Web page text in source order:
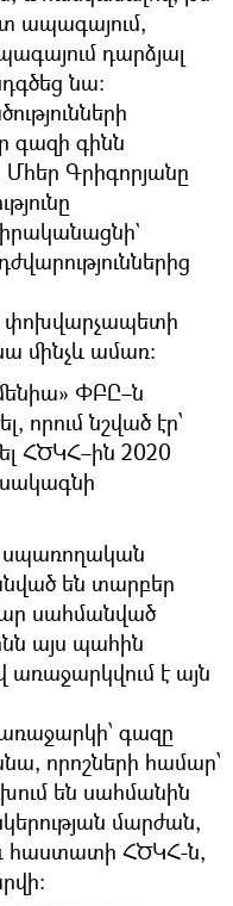
ապագայում,
դարձյալ
նա։
գազի գինն
Գրիգորյանը
փոխվարչապետի
մինչև ամառ։
ՓԲԸ–ն
որում նշված էր՝
ՀԾԿՀ–ին 2020
սակագնի
սպառողական
են տարբեր
սահմանված
այս պահին
առաջարկվում է այն
գազը
որոշների համար՝
են սահմանին
մարժան,
հաստատի ՀԾԿՀ-ն,